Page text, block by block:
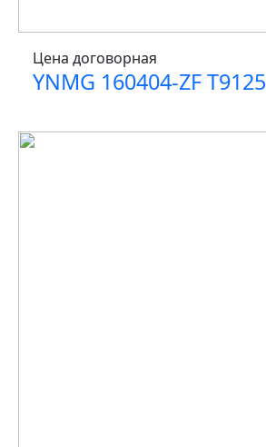
Цена договорная
YNMG 160404-ZF T9125